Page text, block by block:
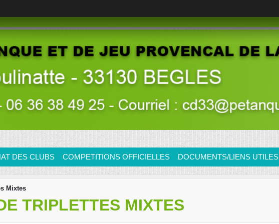
DES CLUBS COMPETITIONS OFFICIELLES DOCUMENTS/LIENS UTILES
Mixtes
TRIPLETTES MIXTES